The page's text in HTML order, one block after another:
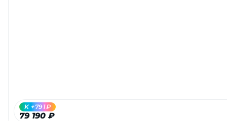
79 190 ₽
K +791₽